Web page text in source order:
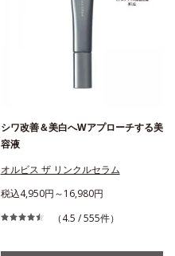
シワ改善＆美白へWアプローチする美
容液
オルビス ザ リンクルセラム
税込4,950円～16,980円
（4.5 / 555件）